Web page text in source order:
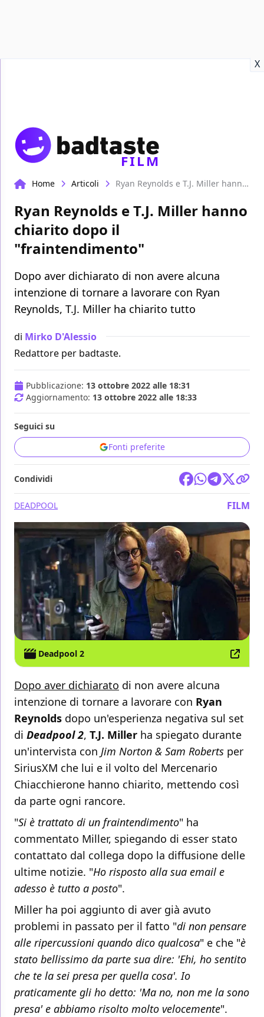
X
FILM
Home Articoli Ryan Reynolds e T.J. Miller hanno chiarito dopo il "fraintendimento"
Ryan Reynolds e T.J. Miller hanno
chiarito dopo il
"fraintendimento"
Dopo aver dichiarato di non avere alcuna
intenzione di tornare a lavorare con Ryan
Reynolds, T.J. Miller ha chiarito tutto
di Mirko D'Alessio
Redattore per badtaste.
Pubblicazione: 13 ottobre 2022 alle 18:31
Aggiornamento: 13 ottobre 2022 alle 18:33
Seguici su
Fonti preferite
Condividi
DEADPOOL FILM
Deadpool 2
Dopo aver dichiarato di non avere alcuna
intenzione di tornare a lavorare con Ryan
Reynolds dopo un'esperienza negativa sul set
di Deadpool 2, T.J. Miller ha spiegato durante
un'intervista con Jim Norton & Sam Roberts per
SiriusXM che lui e il volto del Mercenario
Chiacchierone hanno chiarito, mettendo così
da parte ogni rancore.
"Si è trattato di un fraintendimento" ha
commentato Miller, spiegando di esser stato
contattato dal collega dopo la diffusione delle
ultime notizie. "Ho risposto alla sua email e
adesso è tutto a posto".
Miller ha poi aggiunto di aver già avuto
problemi in passato per il fatto "di non pensare
alle ripercussioni quando dico qualcosa" e che "è
stato bellissimo da parte sua dire: 'Ehi, ho sentito
che te la sei presa per quella cosa'. Io
praticamente gli ho detto: 'Ma no, non me la sono
presa' e abbiamo risolto molto velocemente".